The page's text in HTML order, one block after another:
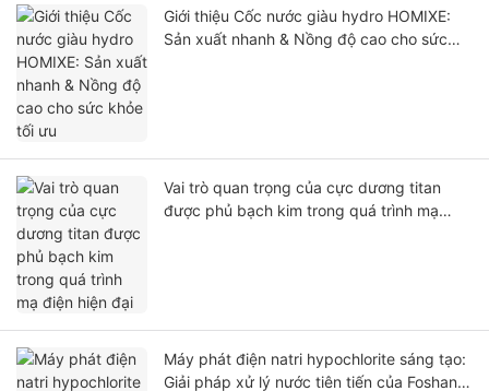
Giới thiệu Cốc nước giàu hydro HOMIXE:
Sản xuất nhanh & Nồng độ cao cho sức
Vai trò quan trọng của cực dương titan
được phủ bạch kim trong quá trình mạ
Máy phát điện natri hypochlorite sáng tạo:
Giải pháp xử lý nước tiên tiến của Foshan